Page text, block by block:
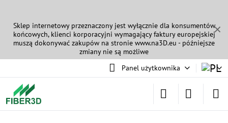
✕
Sklep internetowy przeznaczony jest wyłącznie dla konsumentów
końcowych, klienci korporacyjni wymagający faktury europejskiej
muszą dokonywać zakupów na stronie www.na3D.eu - późniejsze
zmiany nie są możliwe
Panel użytkownika